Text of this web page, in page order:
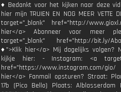
♦ Bedankt voor het kijken naar deze
hier mijn TRUIEN EN NOG MEER VETTE
target="_blank" href="http://
hier</a> Abonneer voor meer
target="_blank" href="http://bit.ly/
♦">Klik hier</a> Mij dagelijks volgen?
kijkje hier: - Instagram: <a
href="https://www.instagram.com/
hier</a> Fanmail opsturen? Straat:
17b (Pico Bello) Plaats: Alblasserdam